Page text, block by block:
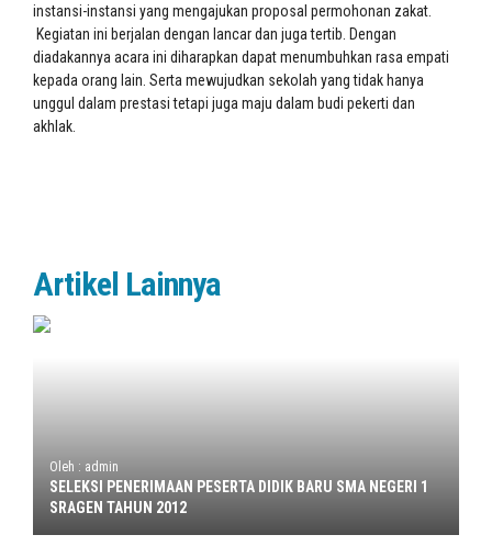
instansi-instansi yang mengajukan proposal permohonan zakat.
Kegiatan ini berjalan dengan lancar dan juga tertib. Dengan
diadakannya acara ini diharapkan dapat menumbuhkan rasa empati
kepada orang lain. Serta mewujudkan sekolah yang tidak hanya
unggul dalam prestasi tetapi juga maju dalam budi pekerti dan
akhlak.
Artikel Lainnya
Oleh : admin
SELEKSI PENERIMAAN PESERTA DIDIK BARU SMA NEGERI 1
SRAGEN TAHUN 2012